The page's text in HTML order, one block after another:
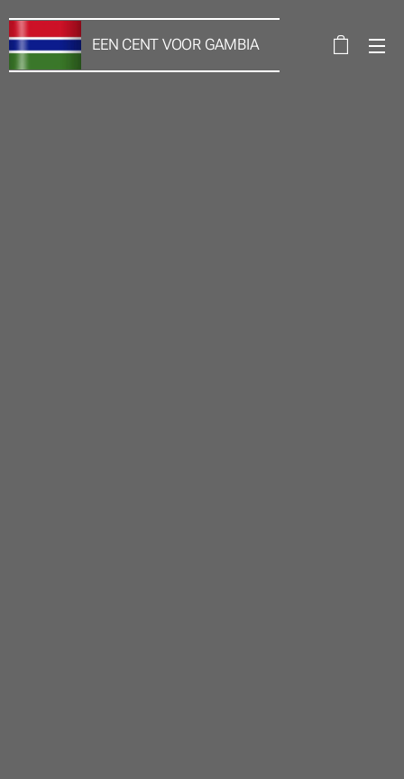
EEN CENT VOOR GAMBIA
VZW